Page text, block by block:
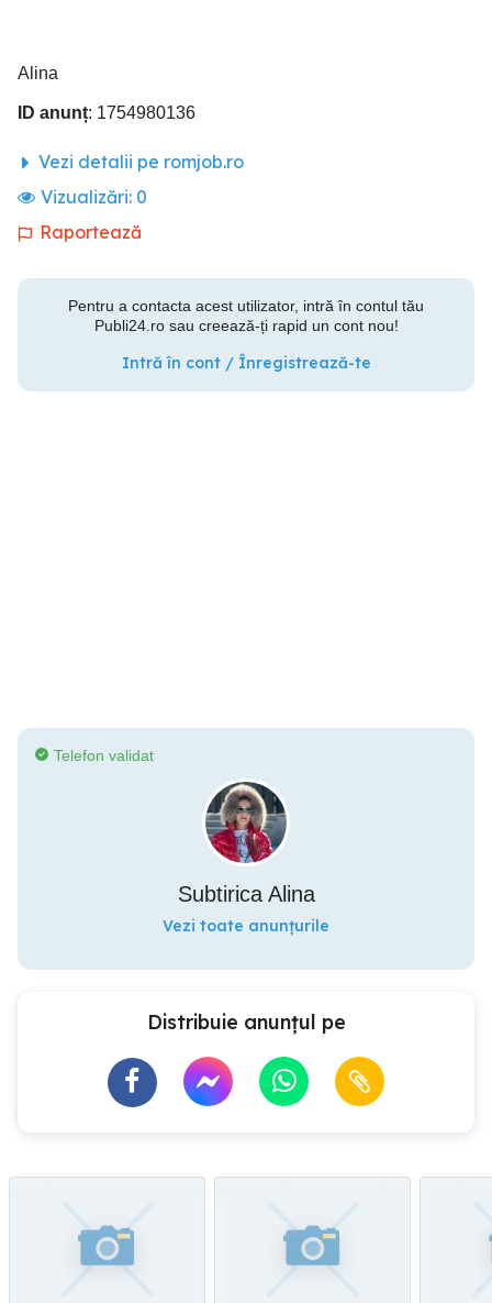
Alina
ID anunț: 1754980136
Vezi detalii pe romjob.ro
Vizualizări: 0
Raportează
Pentru a contacta acest utilizator, intră în contul tău
Publi24.ro sau creează-ți rapid un cont nou!
Intră în cont / Înregistrează-te
Telefon validat
Subtirica Alina
Vezi toate anunțurile
Distribuie anunțul pe